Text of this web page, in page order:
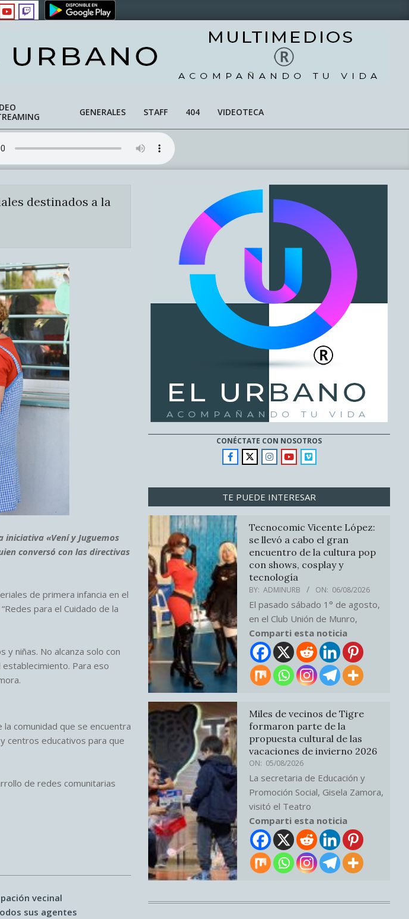
GENERALES STAFF 404 VIDEOTECA
destinados a la
iniciativa «Vení y Juguemos
conversó con las directivas
de primera infancia en el
para el Cuidado de la
niñas. No alcanza solo con
Para eso
la comunidad que se encuentra
centros educativos para que
de redes comunitarias
vecinal
sus agentes
CONÉCTATE CON NOSOTROS
TE PUEDE INTERESAR
Tecnocomic Vicente López:
se llevó a cabo el gran
encuentro de la cultura pop
con shows, cosplay y
tecnología
BY: ADMINURB ON: 06/08/2026
El pasado sábado 1° de agosto,
en el Club Unión de Munro,
Comparti esta noticia
Miles de vecinos de Tigre
formaron parte de la
propuesta cultural de las
vacaciones de invierno 2026
ON: 05/08/2026
La secretaria de Educación y
Promoción Social, Gisela Zamora,
visitó el Teatro
Comparti esta noticia